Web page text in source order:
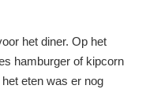
het diner. Op het
hamburger of kipcorn
eten was er nog